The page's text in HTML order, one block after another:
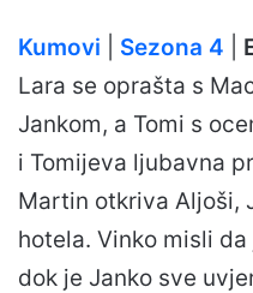
Kumovi Sezona 4
Lara se oprašta s
Jankom, a Tomi s
i Tomijeva ljubavna
Martin otkriva Aljoši,
hotela. Vinko misli
dok je Janko sve